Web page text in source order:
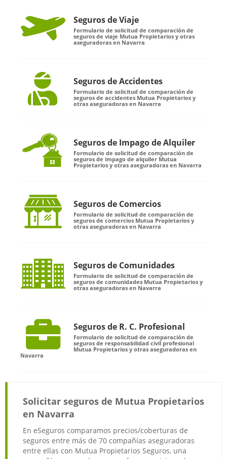
Seguros de Viaje
Formulario de solicitud de comparación de
seguros de viaje Mutua Propietarios y otras
aseguradoras en Navarra
Seguros de Accidentes
Formulario de solicitud de comparación de
seguros de accidentes Mutua Propietarios y
otras aseguradoras en Navarra
Seguros de Impago de Alquiler
Formulario de solicitud de comparación de
seguros de impago de alquiler Mutua
Propietarios y otras aseguradoras en Navarra
Seguros de Comercios
Formulario de solicitud de comparación de
seguros de comercios Mutua Propietarios y
otras aseguradoras en Navarra
Seguros de Comunidades
Formulario de solicitud de comparación de
seguros de comunidades Mutua Propietarios y
otras aseguradoras en Navarra
Seguros de R. C. Profesional
Formulario de solicitud de comparación de
seguros de responsabilidad civil profesional
Mutua Propietarios y otras aseguradoras en
Navarra
Solicitar seguros de Mutua Propietarios
en Navarra
En eSeguros comparamos precios/coberturas de
seguros entre más de 70 compañías aseguradoras
entre ellas con Mutua Propietarios Seguros, una